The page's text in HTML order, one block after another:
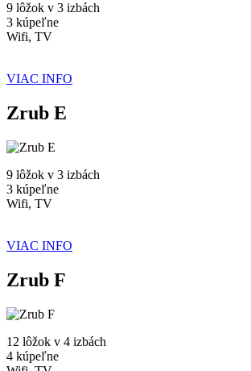
9 lôžok v 3 izbách
3 kúpeľne
Wifi, TV
VIAC INFO
Zrub E
9 lôžok v 3 izbách
3 kúpeľne
Wifi, TV
VIAC INFO
Zrub F
12 lôžok v 4 izbách
4 kúpeľne